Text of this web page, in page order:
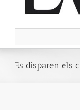
Es disparen els